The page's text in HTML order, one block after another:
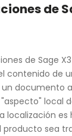
de
de Sage
contenido de
documento
local
localización es
producto sea